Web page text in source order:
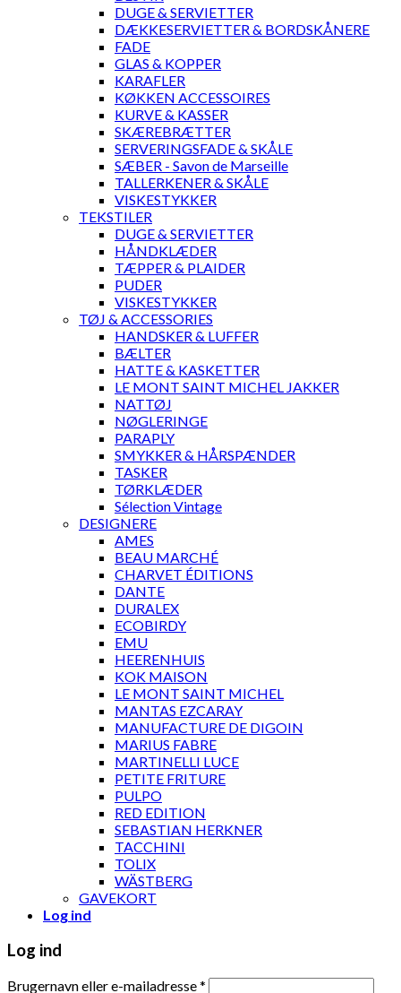
DUGE & SERVIETTER
DÆKKESERVIETTER & BORDSKÅNERE
FADE
GLAS & KOPPER
KARAFLER
KØKKEN ACCESSOIRES
KURVE & KASSER
SKÆREBRÆTTER
SERVERINGSFADE & SKÅLE
SÆBER - Savon de Marseille
TALLERKENER & SKÅLE
VISKESTYKKER
TEKSTILER
DUGE & SERVIETTER
HÅNDKLÆDER
TÆPPER & PLAIDER
PUDER
VISKESTYKKER
TØJ & ACCESSORIES
HANDSKER & LUFFER
BÆLTER
HATTE & KASKETTER
LE MONT SAINT MICHEL JAKKER
NATTØJ
NØGLERINGE
PARAPLY
SMYKKER & HÅRSPÆNDER
TASKER
TØRKLÆDER
Sélection Vintage
DESIGNERE
AMES
BEAU MARCHÉ
CHARVET ÉDITIONS
DANTE
DURALEX
ECOBIRDY
EMU
HEERENHUIS
KOK MAISON
LE MONT SAINT MICHEL
MANTAS EZCARAY
MANUFACTURE DE DIGOIN
MARIUS FABRE
MARTINELLI LUCE
PETITE FRITURE
PULPO
RED EDITION
SEBASTIAN HERKNER
TACCHINI
TOLIX
WÄSTBERG
GAVEKORT
Log ind
Log ind
Brugernavn eller e-mailadresse*